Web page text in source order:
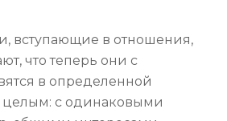
вступающие в отношения,
что теперь они с
в определенной
с одинаковыми